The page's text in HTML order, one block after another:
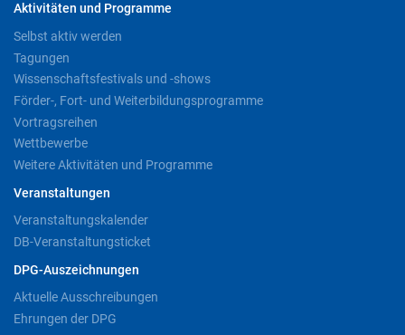
Aktivitäten und Programme
Selbst aktiv werden
Tagungen
Wissenschaftsfestivals und -shows
Förder-, Fort- und Weiterbildungsprogramme
Vortragsreihen
Wettbewerbe
Weitere Aktivitäten und Programme
Veranstaltungen
Veranstaltungskalender
DB-Veranstaltungsticket
DPG-Auszeichnungen
Aktuelle Ausschreibungen
Ehrungen der DPG